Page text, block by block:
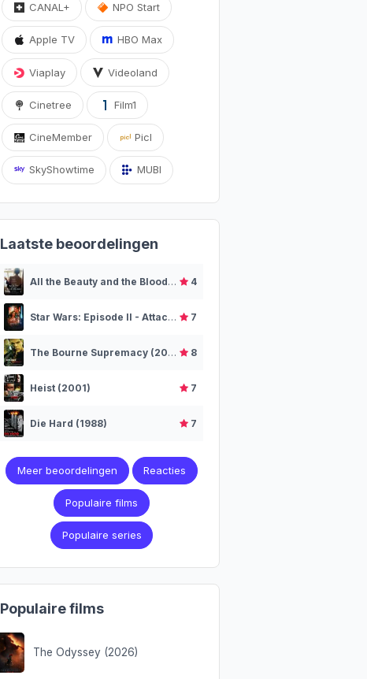
CANAL+ NPO Start
Apple TV HBO Max
Viaplay Videoland
Cinetree Film1
CineMember Picl
SkyShowtime MUBI
Laatste beoordelingen
All the Beauty and the Bloodshed (2022) 4
Star Wars: Episode II - Attack of the Clones (2002) 7
The Bourne Supremacy (2004) 8
Heist (2001) 7
Die Hard (1988) 7
Meer beoordelingen Reacties
Populaire films
Populaire series
Populaire films
The Odyssey (2026)